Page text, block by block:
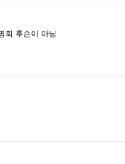
회 후손이 아님